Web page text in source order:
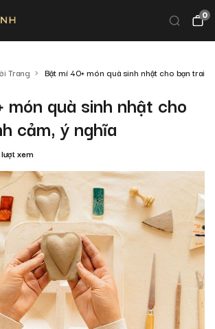
0
Trang Bật mí 40+ món quà sinh nhật cho bạn trai
món quà sinh nhật cho
cảm, ý nghĩa
xem